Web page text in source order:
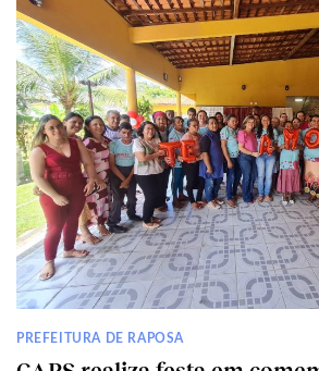
PREFEITURA DE RAPOSA